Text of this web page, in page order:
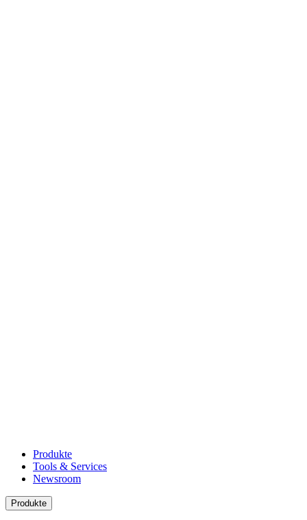
Produkte
Tools & Services
Newsroom
Produkte